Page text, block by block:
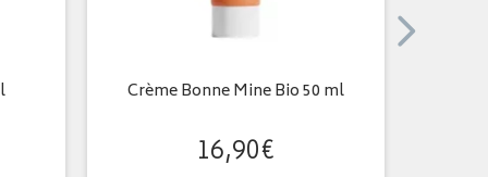
Crème Bonne Mine Bio 50 ml
16,90€